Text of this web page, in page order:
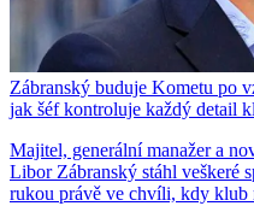
Zábranský buduje Kometu po
jak šéf kontroluje každý detail
Majitel, generální manažer a
Libor Zábranský stáhl veškeré
rukou právě ve chvíli, kdy klub